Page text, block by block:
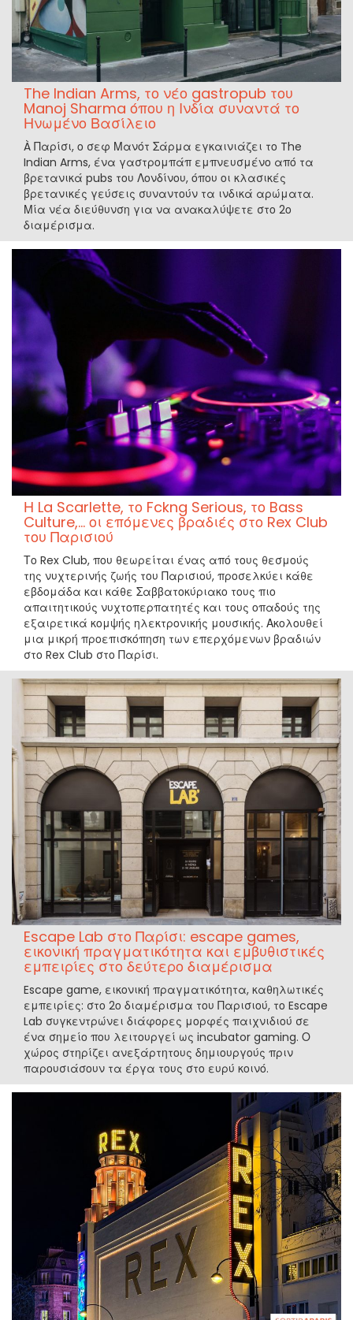
The Indian Arms, το νέο gastropub του
Manoj Sharma όπου η Ινδία συναντά το
Ηνωμένο Βασίλειο
À Παρίσι, ο σεφ Μανότ Σάρμα εγκαινιάζει το The
Indian Arms, ένα γαστρομπάπ εμπνευσμένο από τα
βρετανικά pubs του Λονδίνου, όπου οι κλασικές
βρετανικές γεύσεις συναντούν τα ινδικά αρώματα.
Μία νέα διεύθυνση για να ανακαλύψετε στο 2ο
διαμέρισμα.
Η La Scarlette, το Fckng Serious, το Bass
Culture,... οι επόμενες βραδιές στο Rex Club
του Παρισιού
Το Rex Club, που θεωρείται ένας από τους θεσμούς
της νυχτερινής ζωής του Παρισιού, προσελκύει κάθε
εβδομάδα και κάθε Σαββατοκύριακο τους πιο
απαιτητικούς νυχτοπερπατητές και τους οπαδούς της
εξαιρετικά κομψής ηλεκτρονικής μουσικής. Ακολουθεί
μια μικρή προεπισκόπηση των επερχόμενων βραδιών
στο Rex Club στο Παρίσι.
Escape Lab στο Παρίσι: escape games,
εικονική πραγματικότητα και εμβυθιστικές
εμπειρίες στο δεύτερο διαμέρισμα
Escape game, εικονική πραγματικότητα, καθηλωτικές
εμπειρίες: στο 2ο διαμέρισμα του Παρισιού, το Escape
Lab συγκεντρώνει διάφορες μορφές παιχνιδιού σε
ένα σημείο που λειτουργεί ως incubator gaming. Ο
χώρος στηρίζει ανεξάρτητους δημιουργούς πριν
παρουσιάσουν τα έργα τους στο ευρύ κοινό.